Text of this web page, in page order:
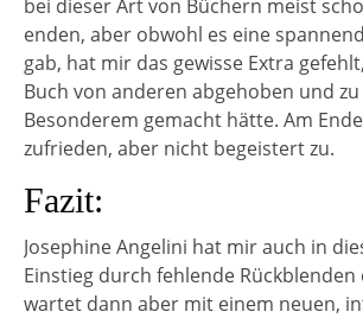
bei dieser Art von Büchern meist
enden, aber obwohl es eine
gab, hat mir das gewisse Extra
Buch von anderen abgehoben und
Besonderem gemacht hätte. Am
zufrieden, aber nicht begeistert zu.
Fazit:
Josephine Angelini hat mir auch in
Einstieg durch fehlende Rückblenden
wartet dann aber mit einem neuen,